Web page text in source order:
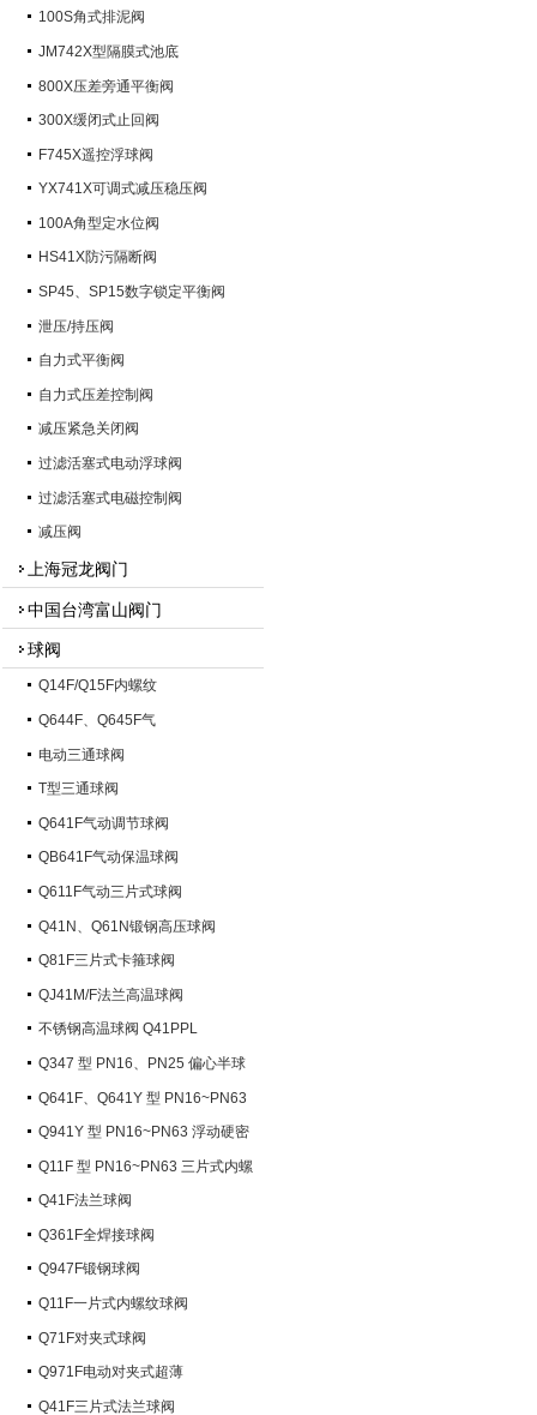
100S角式排泥阀
JM742X型隔膜式池底
800X压差旁通平衡阀
300X缓闭式止回阀
F745X遥控浮球阀
YX741X可调式减压稳压阀
100A角型定水位阀
HS41X防污隔断阀
SP45、SP15数字锁定平衡阀
泄压/持压阀
自力式平衡阀
自力式压差控制阀
减压紧急关闭阀
过滤活塞式电动浮球阀
过滤活塞式电磁控制阀
减压阀
上海冠龙阀门
中国台湾富山阀门
球阀
Q14F/Q15F内螺纹
Q644F、Q645F气
电动三通球阀
T型三通球阀
Q641F气动调节球阀
QB641F气动保温球阀
Q611F气动三片式球阀
Q41N、Q61N锻钢高压球阀
Q81F三片式卡箍球阀
QJ41M/F法兰高温球阀
不锈钢高温球阀 Q41PPL
Q347 型 PN16、PN25 偏心半球
阀Q641F、Q641Y 型 PN16~PN63
气动球阀
Q941Y 型 PN16~PN63 浮动硬密
封电动球阀
Q11F 型 PN16~PN63 三片式内螺
纹球阀
Q41F法兰球阀
Q361F全焊接球阀
Q947F锻钢球阀
Q11F一片式内螺纹球阀
Q71F对夹式球阀
Q971F电动对夹式超薄
Q41F三片式法兰球阀